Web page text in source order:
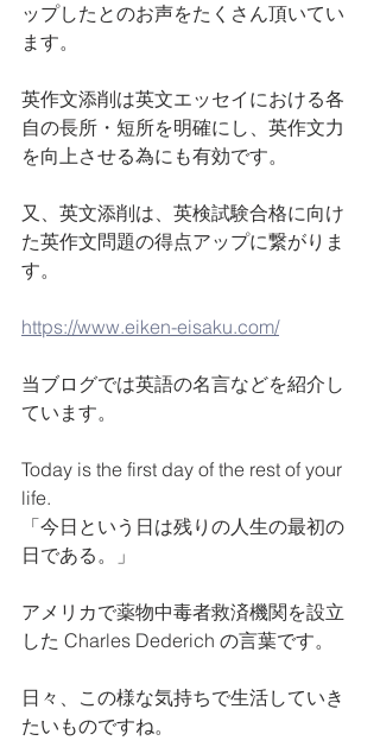
ップしたとのお声をたくさん頂いてい
ます。
英作文添削は英文エッセイにおける各
自の長所・短所を明確にし、英作文力
を向上させる為にも有効です。
又、英文添削は、英検試験合格に向け
た英作文問題の得点アップに繋がりま
す。
https://www.eiken-eisaku.com/
当ブログでは英語の名言などを紹介し
ています。
Today is the first day of the rest of your
life.
「今日という日は残りの人生の最初の
日である。」
アメリカで薬物中毒者救済機関を設立
した Charles Dederich の言葉です。
日々、この様な気持ちで生活していき
たいものですね。